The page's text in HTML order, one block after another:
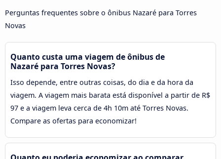
Perguntas frequentes sobre o ônibus Nazaré para Torres
Novas
Quanto custa uma viagem de ônibus de
Nazaré para Torres Novas?
Isso depende, entre outras coisas, do dia e da hora da
viagem. A viagem mais barata está disponível a partir de R$
97 e a viagem leva cerca de 4h 10m até Torres Novas.
Compare as ofertas para economizar!